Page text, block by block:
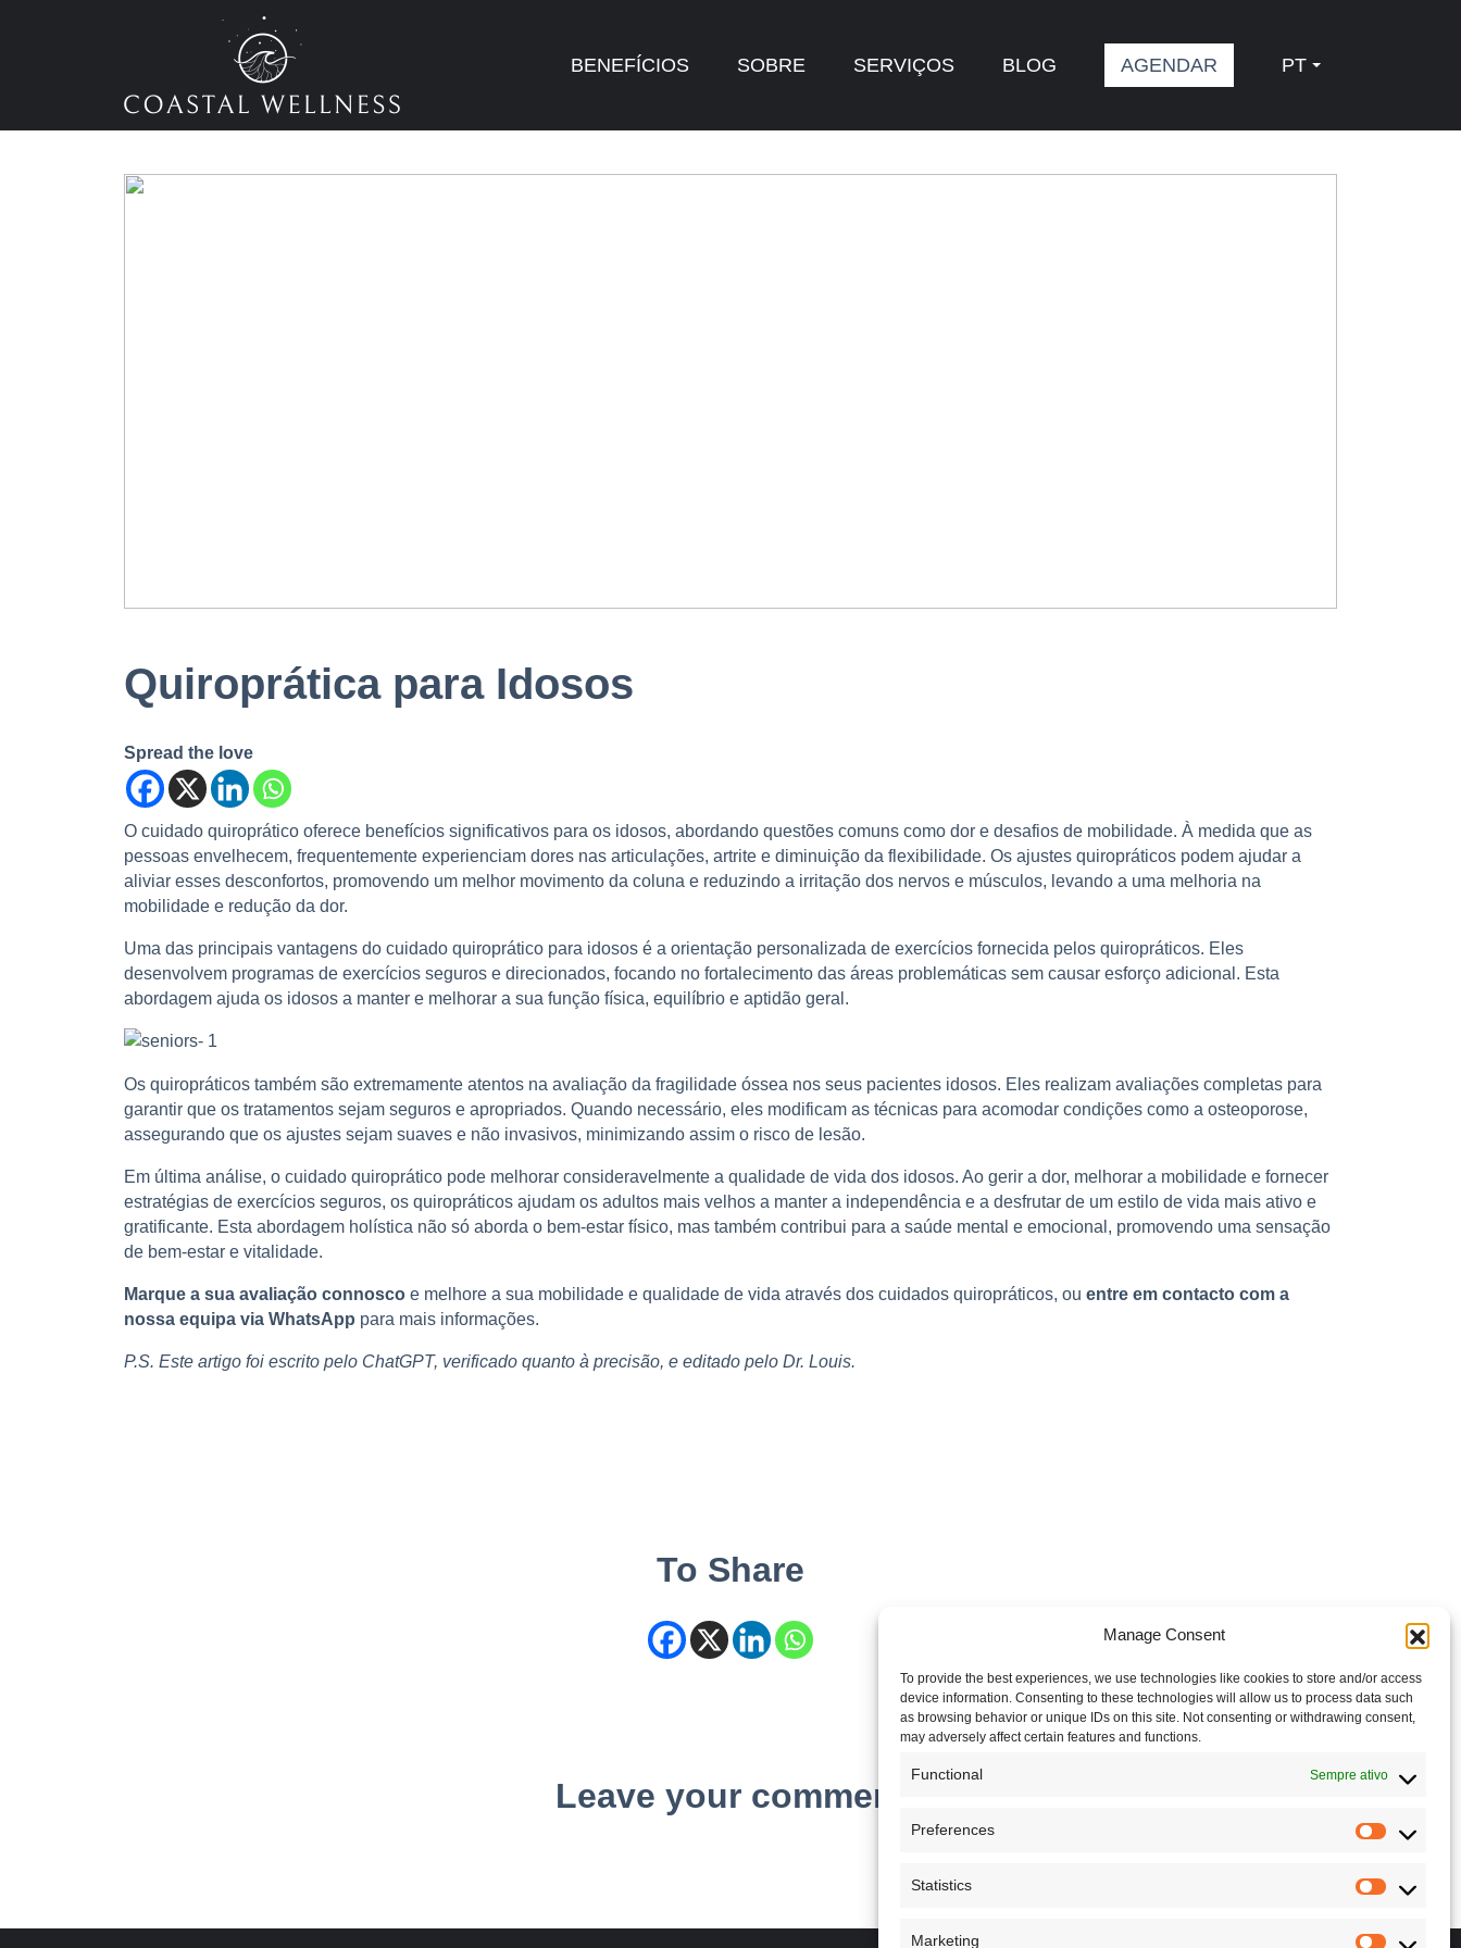
Manage Consent
To provide the best experiences, we use technologies like cookies to store and/or access
device information. Consenting to these technologies will allow us to process data such
as browsing behavior or unique IDs on this site. Not consenting or withdrawing consent,
may adversely affect certain features and functions.
Functional Sempre ativo
Preferences
Statistics
Marketing
BENEFÍCIOS SOBRE SERVIÇOS BLOG AGENDAR PT
Quiroprática para Idosos
Spread the love
O cuidado quiroprático oferece benefícios significativos para os idosos, abordando questões comuns como dor e desafios de mobilidade. À medida que as
pessoas envelhecem, frequentemente experienciam dores nas articulações, artrite e diminuição da flexibilidade. Os ajustes quiropráticos podem ajudar a
aliviar esses desconfortos, promovendo um melhor movimento da coluna e reduzindo a irritação dos nervos e músculos, levando a uma melhoria na
mobilidade e redução da dor.
Uma das principais vantagens do cuidado quiroprático para idosos é a orientação personalizada de exercícios fornecida pelos quiropráticos. Eles
desenvolvem programas de exercícios seguros e direcionados, focando no fortalecimento das áreas problemáticas sem causar esforço adicional. Esta
abordagem ajuda os idosos a manter e melhorar a sua função física, equilíbrio e aptidão geral.
Os quiropráticos também são extremamente atentos na avaliação da fragilidade óssea nos seus pacientes idosos. Eles realizam avaliações completas para
garantir que os tratamentos sejam seguros e apropriados. Quando necessário, eles modificam as técnicas para acomodar condições como a osteoporose,
assegurando que os ajustes sejam suaves e não invasivos, minimizando assim o risco de lesão.
Em última análise, o cuidado quiroprático pode melhorar consideravelmente a qualidade de vida dos idosos. Ao gerir a dor, melhorar a mobilidade e fornecer
estratégias de exercícios seguros, os quiropráticos ajudam os adultos mais velhos a manter a independência e a desfrutar de um estilo de vida mais ativo e
gratificante. Esta abordagem holística não só aborda o bem-estar físico, mas também contribui para a saúde mental e emocional, promovendo uma sensação
de bem-estar e vitalidade.
Marque a sua avaliação connosco e melhore a sua mobilidade e qualidade de vida através dos cuidados quiropráticos, ou entre em contacto com a
nossa equipa via WhatsApp para mais informações.
P.S. Este artigo foi escrito pelo ChatGPT, verificado quanto à precisão, e editado pelo Dr. Louis.
To Share
Leave your comment